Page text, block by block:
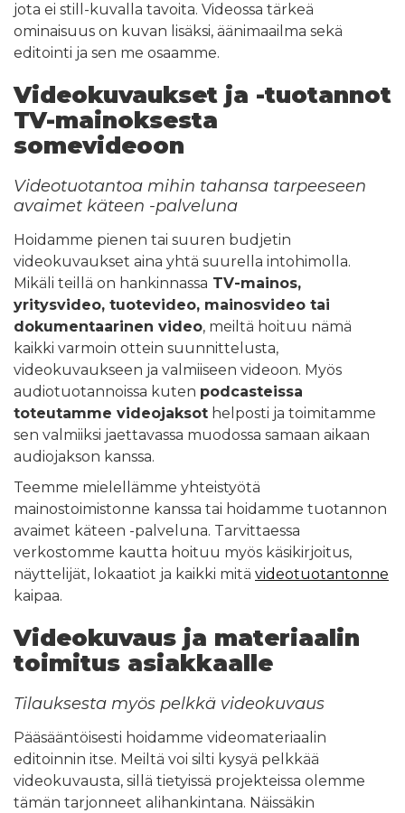
jota ei still-kuvalla tavoita. Videossa tärkeä
ominaisuus on kuvan lisäksi, äänimaailma sekä
editointi ja sen me osaamme.
Videokuvaukset ja -tuotannot
TV-mainoksesta
somevideoon
Videotuotantoa mihin tahansa tarpeeseen
avaimet käteen -palveluna
Hoidamme pienen tai suuren budjetin
videokuvaukset aina yhtä suurella intohimolla.
Mikäli teillä on hankinnassa TV-mainos,
yritysvideo, tuotevideo, mainosvideo tai
dokumentaarinen video, meiltä hoituu nämä
kaikki varmoin ottein suunnittelusta,
videokuvaukseen ja valmiiseen videoon. Myös
audiotuotannoissa kuten podcasteissa
toteutamme videojaksot helposti ja toimitamme
sen valmiiksi jaettavassa muodossa samaan aikaan
audiojakson kanssa.
Teemme mielellämme yhteistyötä
mainostoimistonne kanssa tai hoidamme tuotannon
avaimet käteen -palveluna. Tarvittaessa
verkostomme kautta hoituu myös käsikirjoitus,
näyttelijät, lokaatiot ja kaikki mitä videotuotantonne
kaipaa.
Videokuvaus ja materiaalin
toimitus asiakkaalle
Tilauksesta myös pelkkä videokuvaus
Pääsääntöisesti hoidamme videomateriaalin
editoinnin itse. Meiltä voi silti kysyä pelkkää
videokuvausta, sillä tietyissä projekteissa olemme
tämän tarjonneet alihankintana. Näissäkin